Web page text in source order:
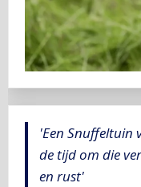
'Een Snuffeltuin
de tijd om die
en rust'